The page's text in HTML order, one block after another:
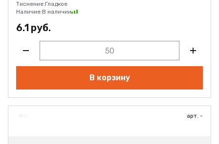
Тиснение:Гладкое
Наличие:В наличии
6.1 руб.
В корзину
арт. -